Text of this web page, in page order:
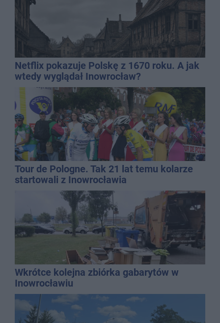
Netflix pokazuje Polskę z 1670 roku. A jak
wtedy wyglądał Inowrocław?
Tour de Pologne. Tak 21 lat temu kolarze
startowali z Inowrocławia
Wkrótce kolejna zbiórka gabarytów w
Inowrocławiu